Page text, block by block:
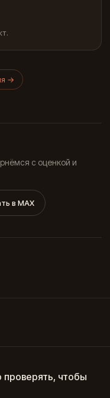
→
с оценкой и
в MAX
проверять, чтобы